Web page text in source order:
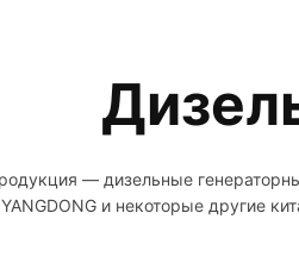
— дизельные
YANGDONG и некоторые другие